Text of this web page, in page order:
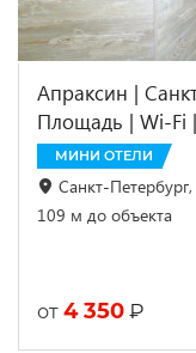
Апраксин |
Площадь | Wi-Fi
МИНИ ОТЕЛИ
Санкт-
109 м до объекта
от 4 350 ₽